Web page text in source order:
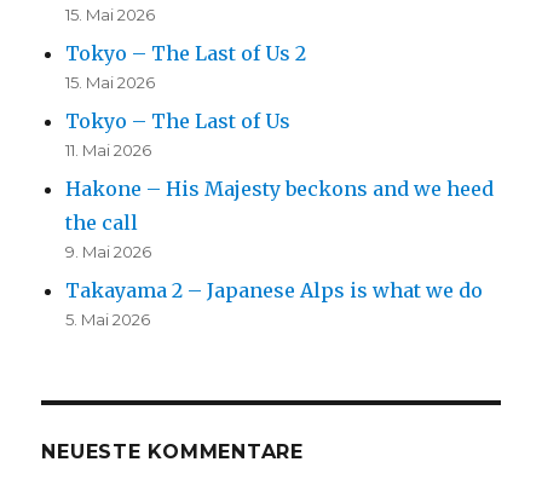
15. Mai 2026
Tokyo – The Last of Us 2
15. Mai 2026
Tokyo – The Last of Us
11. Mai 2026
Hakone – His Majesty beckons and we heed
the call
9. Mai 2026
Takayama 2 – Japanese Alps is what we do
5. Mai 2026
NEUESTE KOMMENTARE